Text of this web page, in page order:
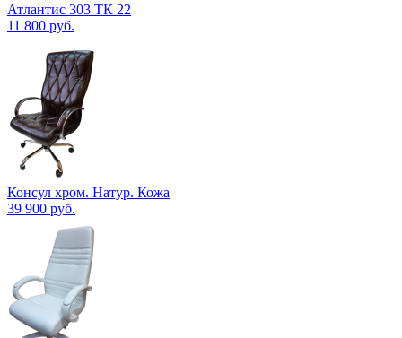
Атлантис 303 ТК 22
11 800 руб.
Консул хром. Натур. Кожа
39 900 руб.